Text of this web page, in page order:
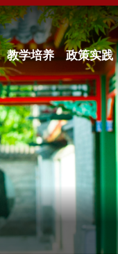
教学培养 政策实践